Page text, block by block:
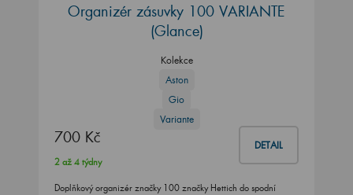
Organizér zásuvky 100 VARIANTE
(Glance)
Kolekce
Aston
Gio
Variante
700 Kč DETAIL
2 až 4 týdny
Doplňkový organizér značky 100 značky Hettich do spodní